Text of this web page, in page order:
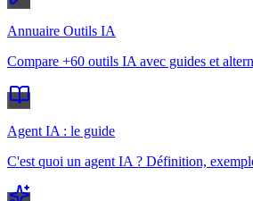
Annuaire Outils IA
Compare +60 outils IA avec guides et
Agent IA : le guide
C'est quoi un agent IA ? Définition,